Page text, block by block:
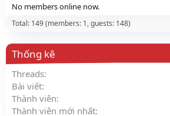
No members online now.
Total: 149 (members: 1, guests: 148)
Thống kê
Threads
Bài viết
Thành viên
Thành viên mới nhất